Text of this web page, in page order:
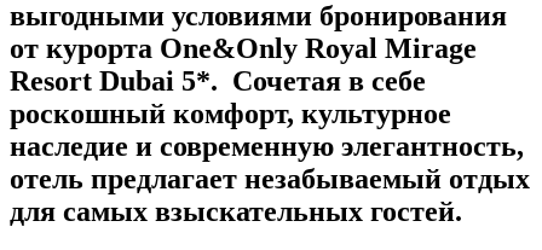
выгодными условиями бронирования
от курорта One&Only Royal Mirage
Resort Dubai 5*. Сочетая в себе
роскошный комфорт, культурное
наследие и современную элегантность,
отель предлагает незабываемый отдых
для самых взыскательных гостей.